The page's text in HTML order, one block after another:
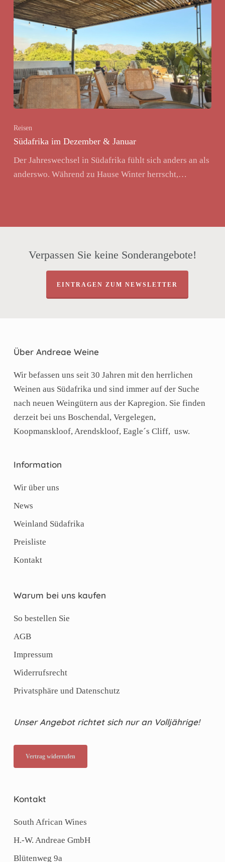
Reisen
Südafrika im Dezember & Januar
Der Jahreswechsel in Südafrika fühlt sich anders an als
anderswo. Während zu Hause Winter herrscht,…
Verpassen Sie keine Sonderangebote!
EINTRAGEN ZUM NEWSLETTER
Über Andreae Weine
Wir befassen uns seit 30 Jahren mit den herrlichen
Weinen aus Südafrika und sind immer auf der Suche
nach neuen Weingütern aus der Kapregion. Sie finden
derzeit bei uns Boschendal, Vergelegen,
Koopmanskloof, Arendskloof, Eagle´s Cliff, usw.
Information
Wir über uns
News
Weinland Südafrika
Preisliste
Kontakt
Warum bei uns kaufen
So bestellen Sie
AGB
Impressum
Widerrufsrecht
Privatsphäre und Datenschutz
Unser Angebot richtet sich nur an Volljährige!
Vertrag widerrufen
Kontakt
South African Wines
H.-W. Andreae GmbH
Blütenweg 9a